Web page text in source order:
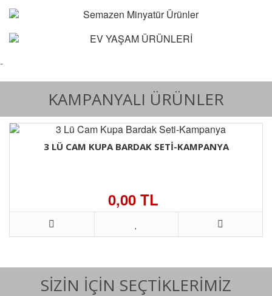
-
KAMPANYALI ÜRÜNLER
3 LÜ CAM KUPA BARDAK SETI-KAMPANYA
0,00 TL
SIZIN IÇIN SEÇTIKLERIMIZ